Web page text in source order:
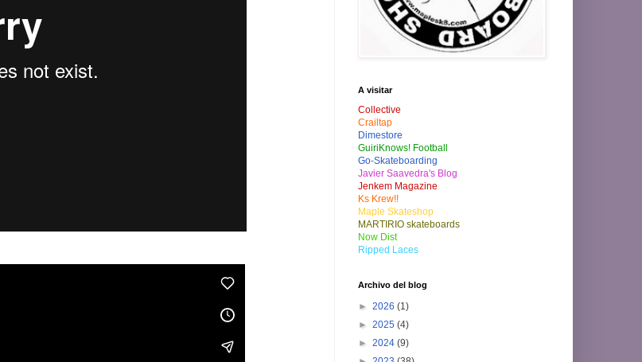
A visitar
Collective
Crailtap
Dimestore
GuiriKnows! Football
Go-Skateboarding
Javier Saavedra's Blog
Jenkem Magazine
Ks Krew!!
Maple Skateshop
MARTIRIO skateboards
Now Dist
Ripped Laces
Archivo del blog
► 2026 (1)
► 2025 (4)
► 2024 (9)